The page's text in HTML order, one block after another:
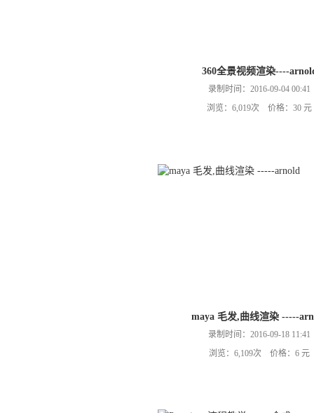
360全景视频渲染----
录制时间：2016-09-04 00:41
浏览：6,019次 价格：30 元
maya 毛发,曲线渲染 -----
录制时间：2016-09-18 11:41
浏览：6,109次 价格：6 元